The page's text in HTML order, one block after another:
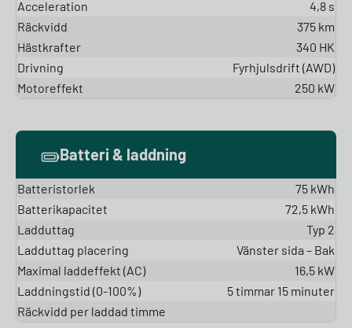
Acceleration
4,8 s
Räckvidd
375 km
Hästkrafter
340 HK
Drivning
Fyrhjulsdrift (AWD)
Motoreffekt
250 kW
Batteri & laddning
Batteristorlek
75 kWh
Batterikapacitet
72,5 kWh
Ladduttag
Typ 2
Ladduttag placering
Vänster sida – Bak
Maximal laddeffekt (AC)
16,5 kW
Laddningstid (0-100%)
5 timmar 15 minuter
Räckvidd per laddad timme